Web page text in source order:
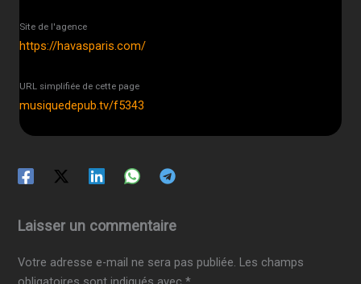
Site de l'agence
https://havasparis.com/
URL simplifiée de cette page
musiquedepub.tv/f5343
Laisser un commentaire
Votre adresse e-mail ne sera pas publiée. Les champs